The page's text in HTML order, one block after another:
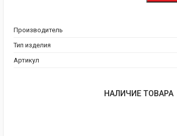
Производитель
Тип изделия
Артикул
НАЛИЧИЕ ТОВАРА